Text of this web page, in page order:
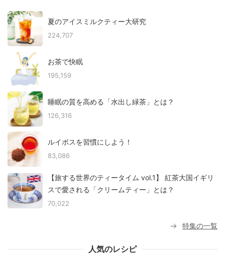
夏のアイスミルクティー大研究
224,707
お茶で快眠
195,159
睡眠の質を高める「水出し緑茶」とは？
126,316
ルイボスを習慣にしよう！
83,086
【旅する世界のティータイム vol.1】 紅茶大国イギリ
スで愛される「クリームティー」とは？
70,022
特集の一覧
人気のレシピ